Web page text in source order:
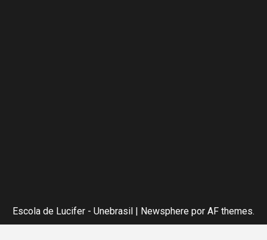
Escola de Lucifer - Unebrasil | Newsphere por AF themes.